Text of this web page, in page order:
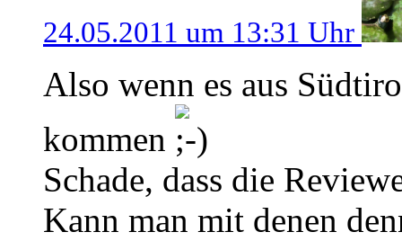
24.05.2011 um 13:31 Uhr
Also wenn es aus
kommen
Schade, dass die
Kann man mit denen